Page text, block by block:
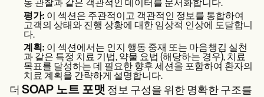
동 관찰과 같은 객관적인 데이터를 문서화합니다.
평가: 이 섹션은 주관적이고 객관적인 정보를 통합하여
고객의 상태와 진행 상황에 대한 임상적 인상에 도달합니
다.
계획: 이 섹션에서는 인지 행동 중재 또는 마음챙김 실천
과 같은 특정 치료 기법, 약물 요법 (해당하는 경우), 치료
목표를 달성하는 데 필요한 향후 세션을 포함하여 환자의
치료 계획을 간략하게 설명합니다.
더 SOAP 노트 포맷 정보 구성을 위한 명확한 구조를